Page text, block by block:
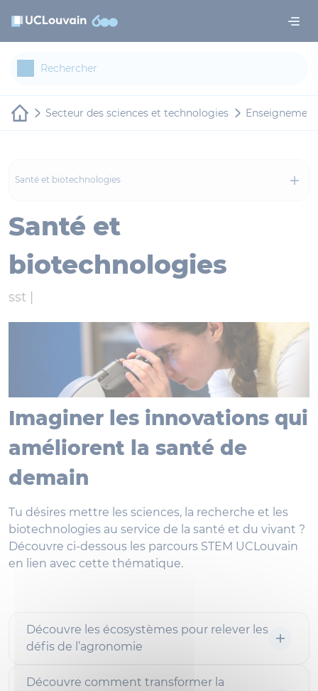
Secteur des sciences et technologies Enseignement
Santé et biotechnologies
Santé et
biotechnologies
sst |
Imaginer les innovations qui
améliorent la santé de
demain
Tu désires mettre les sciences, la recherche et les
biotechnologies au service de la santé et du vivant ?
Découvre ci-dessous les parcours STEM UCLouvain
en lien avec cette thématique.
Découvre les écosystèmes pour relever les
défis de l’agronomie
Découvre comment transformer la